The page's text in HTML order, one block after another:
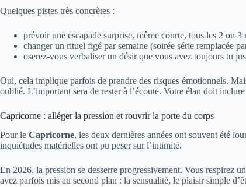
Quelques pistes très concrètes :
prévoir une escapade surprise, même courte, tous les 2 ou 3
changer un rituel figé par semaine (soirée série remplacée
oserez-vous verbaliser un désir que vous avez toujours tu
Oui, cela implique parfois de prendre des risques émotionnels.
oublié. L’important sera de rester à l’écoute. Votre élan doit
Capricorne : alléger la pression et rouvrir la porte du corps
Pour le Capricorne, les deux dernières années ont souvent été
inquiétudes matérielles ont pu peser sur l’intimité.
En 2026, la pression se desserre progressivement. Vous respirez
avez parfois mis au second plan : la sensualité, le plaisir simple